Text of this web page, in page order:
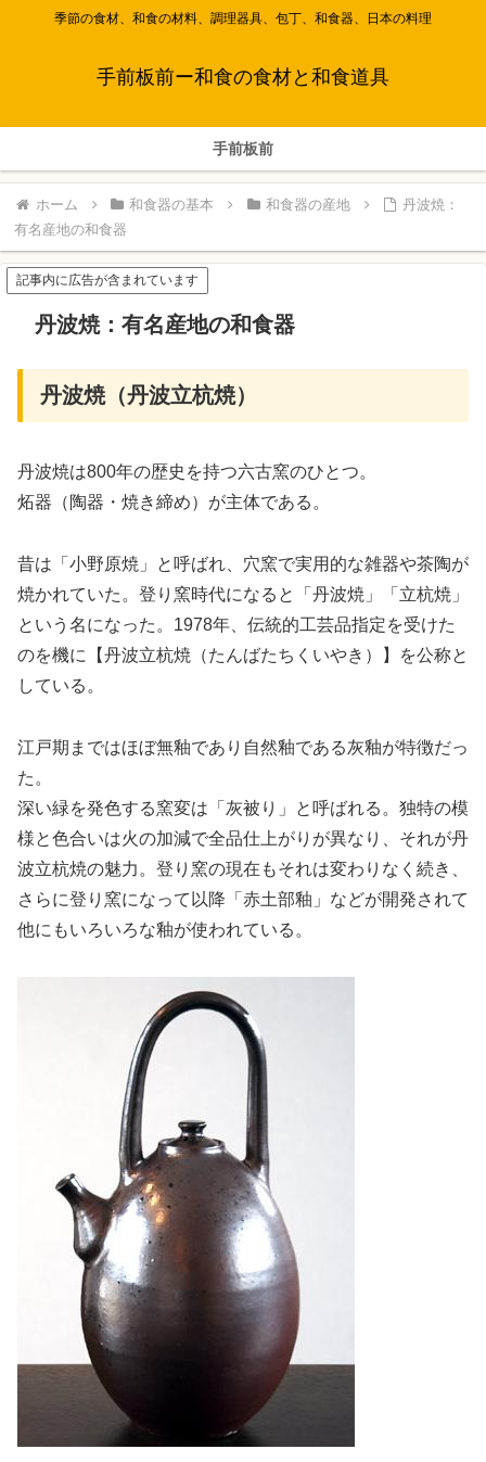
季節の食材、和食の材料、調理器具、包丁、和食器、日本の料理
手前板前ー和食の食材と和食道具
手前板前
ホーム 和食器の基本 和食器の産地
丹波焼：
有名産地の和食器
記事内に広告が含まれています
丹波焼：有名産地の和食器
丹波焼（丹波立杭焼）
丹波焼は800年の歴史を持つ六古窯のひとつ。
炻器（陶器・焼き締め）が主体である。
昔は「小野原焼」と呼ばれ、穴窯で実用的な雑器や茶陶が
焼かれていた。登り窯時代になると「丹波焼」「立杭焼」
という名になった。1978年、伝統的工芸品指定を受けた
のを機に【丹波立杭焼（たんばたちくいやき）】を公称と
している。
江戸期まではほぼ無釉であり自然釉である灰釉が特徴だっ
た。
深い緑を発色する窯変は「灰被り」と呼ばれる。独特の模
様と色合いは火の加減で全品仕上がりが異なり、それが丹
波立杭焼の魅力。登り窯の現在もそれは変わりなく続き、
さらに登り窯になって以降「赤土部釉」などが開発されて
他にもいろいろな釉が使われている。